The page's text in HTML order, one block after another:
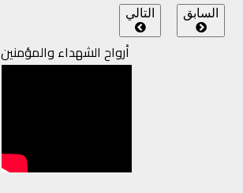
السابق التالي
أرواح الشهداء والمؤمنين